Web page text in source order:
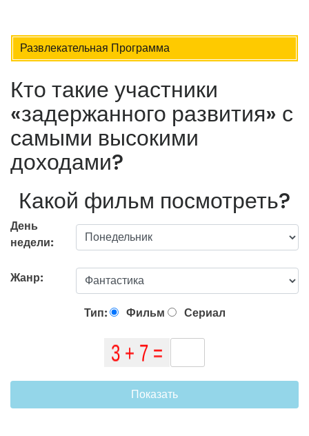
Развлекательная Программа
Кто такие участники
«задержанного развития» с
самыми высокими
доходами?
Какой фильм посмотреть?
День
недели:
Жанр:
Тип: Фильм Сериал
Показать